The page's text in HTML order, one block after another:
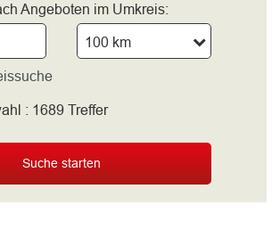
Angeboten im Umkreis:
100 km
: 1689 Treffer
Suche starten